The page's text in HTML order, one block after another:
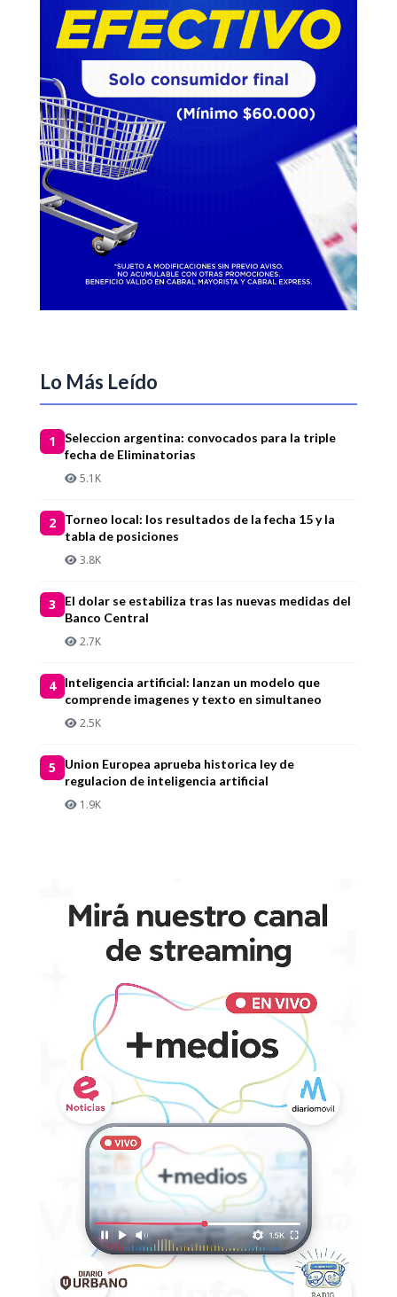
Lo Más Leído
1
Seleccion argentina: convocados para la triple
fecha de Eliminatorias
5.1K
2
Torneo local: los resultados de la fecha 15 y la
tabla de posiciones
3.8K
3
El dolar se estabiliza tras las nuevas medidas del
Banco Central
2.7K
4
Inteligencia artificial: lanzan un modelo que
comprende imagenes y texto en simultaneo
2.5K
5
Union Europea aprueba historica ley de
regulacion de inteligencia artificial
1.9K